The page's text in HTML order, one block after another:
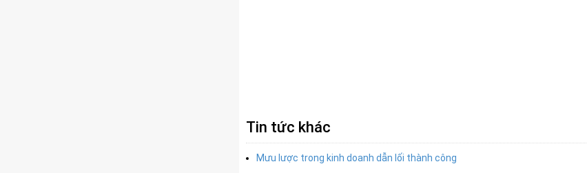
Tin tức khác
Mưu lược trong kinh doanh dẫn lối thành công